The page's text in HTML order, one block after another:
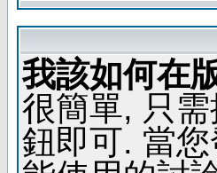
我該如何在
很簡單, 只
鈕即可. 當